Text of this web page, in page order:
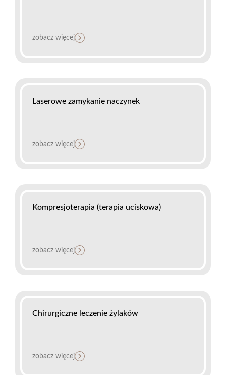
zobacz więcej
Laserowe zamykanie naczynek
zobacz więcej
Kompresjoterapia (terapia uciskowa)
zobacz więcej
Chirurgiczne leczenie żylaków
zobacz więcej